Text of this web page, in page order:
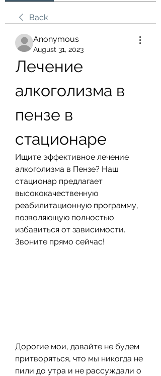
Back
Anonymous
August 31, 2023
Лечение
алкоголизма в
пензе в
стационаре
Ищите эффективное лечение
алкоголизма в Пензе? Наш
стационар предлагает
высококачественную
реабилитационную программу,
позволяющую полностью
избавиться от зависимости.
Звоните прямо сейчас!
Дорогие мои, давайте не будем
притворяться, что мы никогда не
пили до утра и не рассуждали о